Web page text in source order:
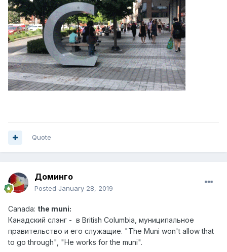
Quote
Доминго
Posted January 28, 2019
Canada: the muni:
Канадский слэн г - в British Columbia, муниципальное
правительство и его служащие. "The Muni won't allow that
to go through", "He works for the muni".